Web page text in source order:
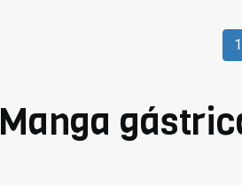
Manga